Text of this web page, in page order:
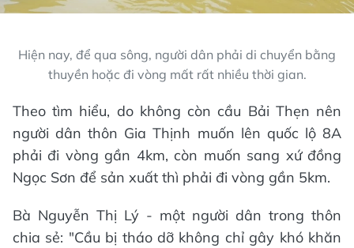
Hiện nay, để qua sông, người dân phải di chuyển bằng
thuyền hoặc đi vòng mất rất nhiều thời gian.
Theo tìm hiểu, do không còn cầu Bải Thẹn nên
người dân thôn Gia Thịnh muốn lên quốc lộ 8A
phải đi vòng gần 4km, còn muốn sang xứ đồng
Ngọc Sơn để sản xuất thì phải đi vòng gần 5km.
Bà Nguyễn Thị Lý - một người dân trong thôn
chia sẻ: "Cầu bị tháo dỡ không chỉ gây khó khăn